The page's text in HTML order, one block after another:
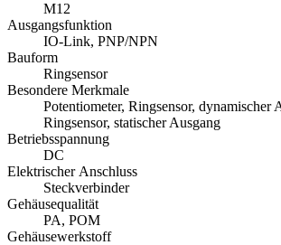
M12
Ausgangsfunktion
IO-Link, PNP/NPN
Bauform
Ringsensor
Besondere Merkmale
Potentiometer, Ringsensor, dynamischer
Ringsensor, statischer Ausgang
Betriebsspannung
DC
Elektrischer Anschluss
Steckverbinder
Gehäusequalität
PA, POM
Gehäusewerkstoff